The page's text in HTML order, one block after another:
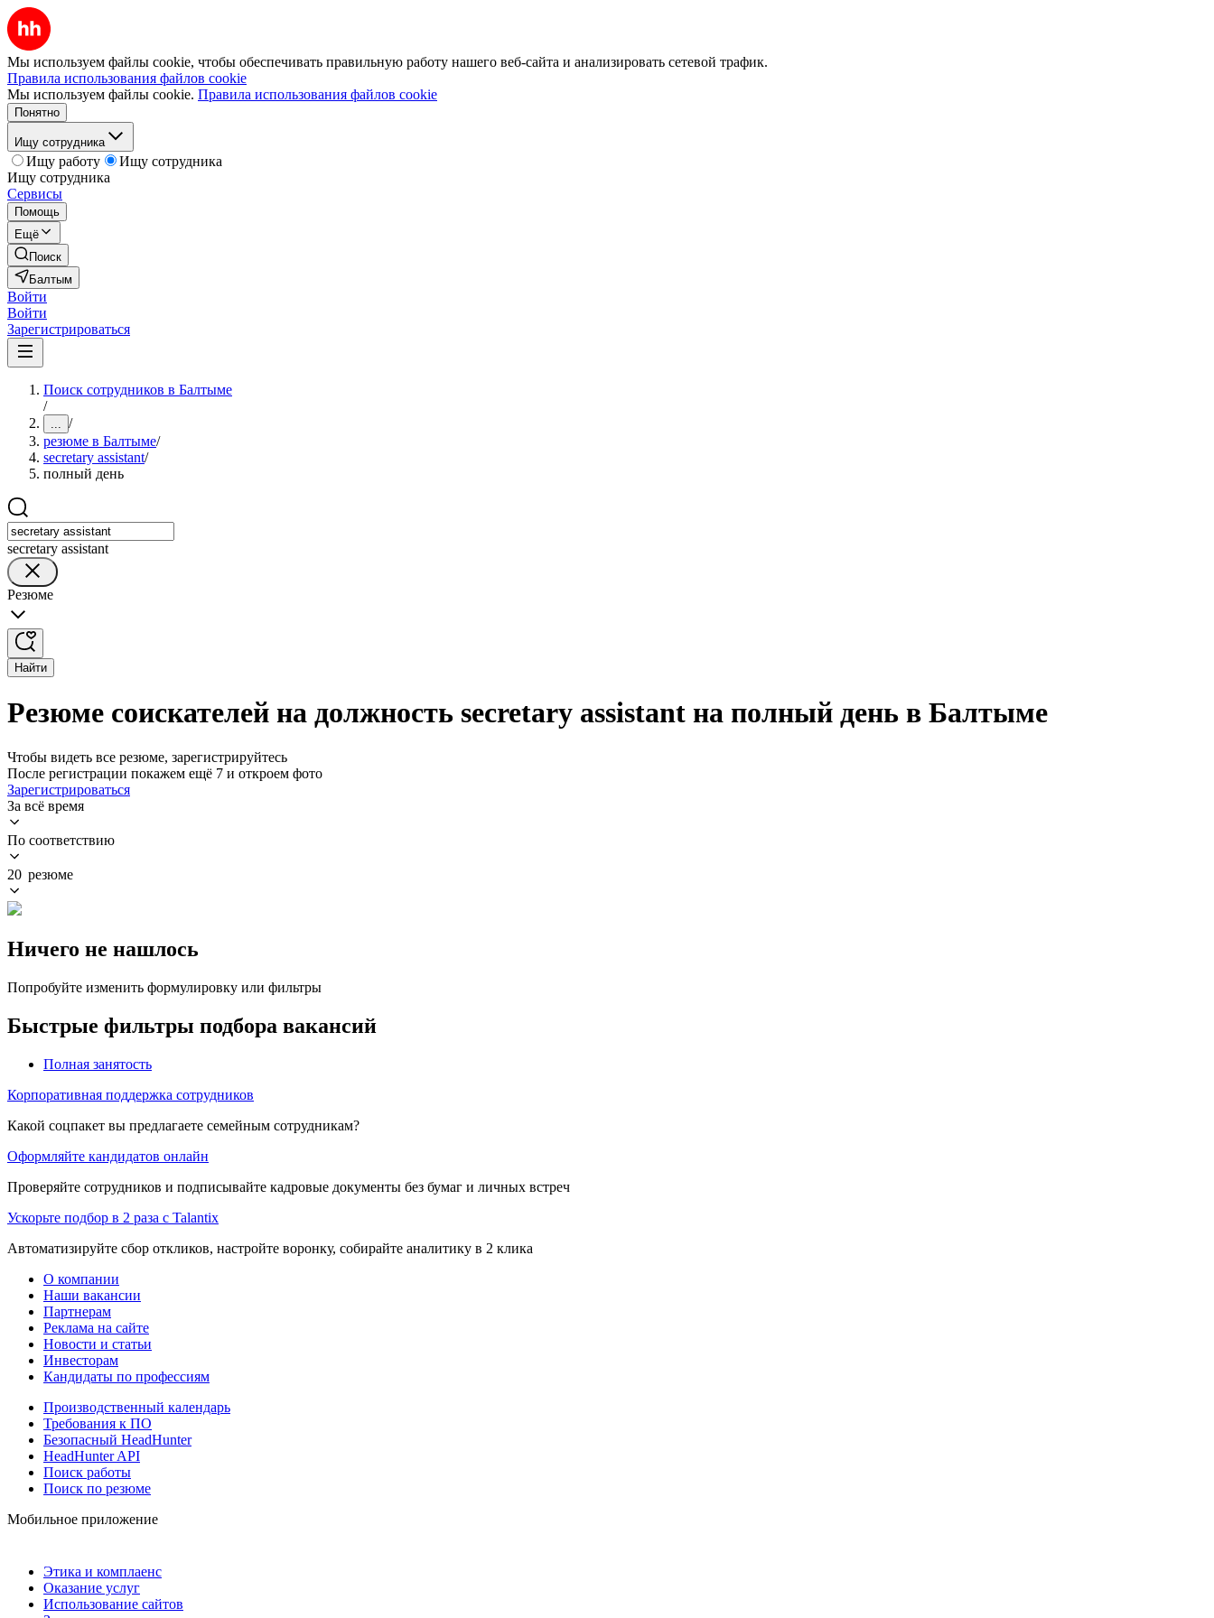
Мы используем файлы cookie, чтобы обеспечивать правильную работу нашего веб-сайта и анализировать сетевой трафик.
Правила использования файлов cookie
Мы используем файлы cookie. Правила использования файлов cookie
Понятно
Ищу сотрудника
Ищу работу
Ищу сотрудника
Ищу сотрудника
Сервисы
Помощь
Ещё
Поиск
Балтым
Войти
Войти
Зарегистрироваться
Поиск сотрудников в Балтыме
/
... /
резюме в Балтыме/
secretary assistant/
полный день
secretary assistant
Резюме
Найти
Резюме соискателей на должность secretary assistant на полный день в Балтыме
Чтобы видеть все резюме, зарегистрируйтесь
После регистрации покажем ещё 7 и откроем фото
Зарегистрироваться
За всё время
По соответствию
20 резюме
Ничего не нашлось
Попробуйте изменить формулировку или фильтры
Быстрые фильтры подбора вакансий
Полная занятость
Корпоративная поддержка сотрудников
Какой соцпакет вы предлагаете семейным сотрудникам?
Оформляйте кандидатов онлайн
Проверяйте сотрудников и подписывайте кадровые документы без бумаг и личных встреч
Ускорьте подбор в 2 раза с Talantix
Автоматизируйте сбор откликов, настройте воронку, собирайте аналитику в 2 клика
О компании
Наши вакансии
Партнерам
Реклама на сайте
Новости и статьи
Инвесторам
Кандидаты по профессиям
Производственный календарь
Требования к ПО
Безопасный HeadHunter
HeadHunter API
Поиск работы
Поиск по резюме
Мобильное приложение
Этика и комплаенс
Оказание услуг
Использование сайтов